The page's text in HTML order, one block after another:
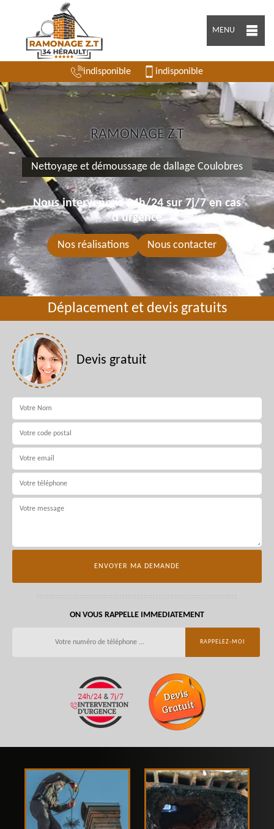
MENU
indisponible indisponible
RAMONAGE Z.T
Nettoyage et démoussage de dallage Coulobres
Nous intervenons 24h/24 sur 7j/7 en cas
d'urgence
Nos réalisations Nous contacter
Déplacement et devis gratuits
Devis gratuit
ON VOUS RAPPELLE IMMEDIATEMENT